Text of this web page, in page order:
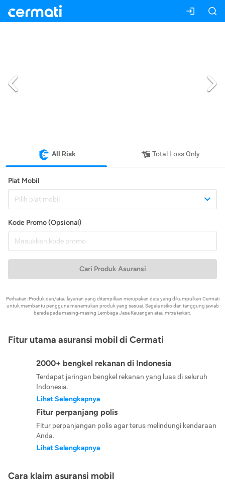
All Risk Total Loss Only
Plat Mobil
Pilih plat mobil
Kode Promo (Opsional)
Cari Produk Asuransi
Perhatian: Produk dan/atau layanan yang ditampilkan merupakan data yang dikumpulkan Cermati
untuk membantu pengguna menemukan produk yang sesuai. Segala risiko dan tanggung jawab
berada pada masing-masing Lembaga Jasa Keuangan atau mitra terkait.
Fitur utama asuransi mobil di Cermati
2000+ bengkel rekanan di Indonesia
Terdapat jaringan bengkel rekanan yang luas di seluruh
Indonesia.
Lihat Selengkapnya
Fitur perpanjang polis
Fitur perpanjangan polis agar terus melindungi kendaraan
Anda.
Lihat Selengkapnya
Cara klaim asuransi mobil